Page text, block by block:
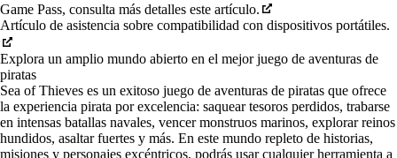
Game Pass, consulta más detalles este artículo.
Artículo de asistencia sobre compatibilidad con dispositivos portátiles.
Explora un amplio mundo abierto en el mejor juego de aventuras de
piratas
Sea of Thieves es un exitoso juego de aventuras de piratas que ofrece
la experiencia pirata por excelencia: saquear tesoros perdidos, trabarse
en intensas batallas navales, vencer monstruos marinos, explorar reinos
hundidos, asaltar fuertes y más. En este mundo repleto de historias,
misiones y personajes excéntricos, podrás usar cualquier herramienta a